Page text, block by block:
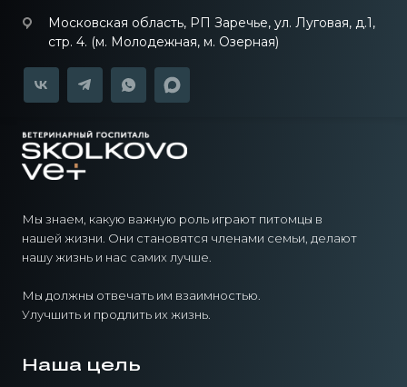
Московская область, РП Заречье, ул. Луговая, д.1,
стр. 4. (м. Молодежная, м. Озерная)
Мы знаем, какую важную роль играют питомцы в
нашей жизни. Они становятся членами семьи, делают
нашу жизнь и нас самих лучше.
Мы должны отвечать им взаимностью.
Улучшить и продлить их жизнь.
Наша цель